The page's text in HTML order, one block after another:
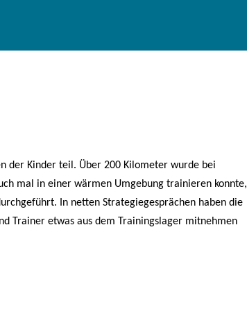
der Kinder teil. Über 200 Kilometer wurde bei
mal in einer wärmen Umgebung trainieren konnte,
In netten Strategiegesprächen haben die
Trainer etwas aus dem Trainingslager mitnehmen